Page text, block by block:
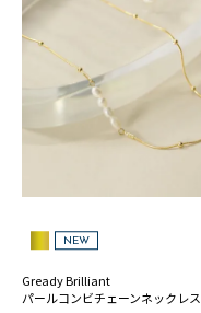
NEW
Gready Brilliant
パールコンビチェーンネックレス